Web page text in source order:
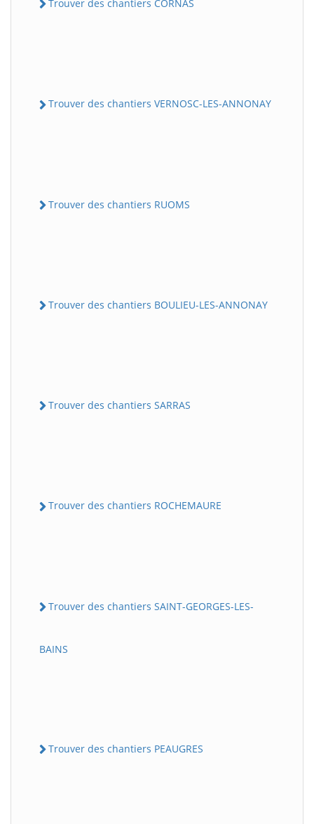
Trouver des chantiers CORNAS
Trouver des chantiers VERNOSC-LES-ANNONAY
Trouver des chantiers RUOMS
Trouver des chantiers BOULIEU-LES-ANNONAY
Trouver des chantiers SARRAS
Trouver des chantiers ROCHEMAURE
Trouver des chantiers SAINT-GEORGES-LES-
BAINS
Trouver des chantiers PEAUGRES